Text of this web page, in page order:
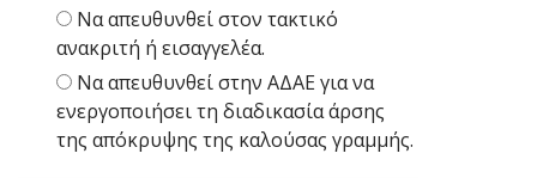
Να απευθυνθεί στον τακτικό
ανακριτή ή εισαγγελέα.
Να απευθυνθεί στην ΑΔΑΕ για να
ενεργοποιήσει τη διαδικασία άρσης
της απόκρυψης της καλούσας γραμμής.